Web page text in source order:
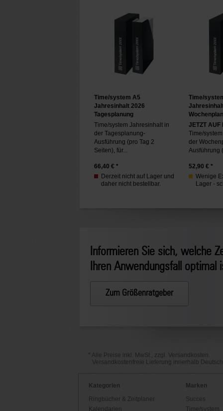
Time/system A5
Jahresinhalt 2026
Tagesplanung
Time/system Jahresinhalt in
der Tagesplanung-
Ausführung (pro Tag 2
Seiten), für...
66,40 € *
Derzeit nicht auf Lager und
daher nicht bestellbar.
Time/
JETZT AUF
Time/
der
Ausführung
52,90 € *
Wenige
Lager -
Informieren Sie sich, welche
Ihren Anwendungsfall optimal
Zum Größenratgeber
* Alle Preise inkl. MwSt., zzgl. Versandkosten.
Versandkostenfreie Lieferung innerhalb
Kategorien
Ringbücher & Zeitplaner
Kalendarien
Marken
Succes
Time/system